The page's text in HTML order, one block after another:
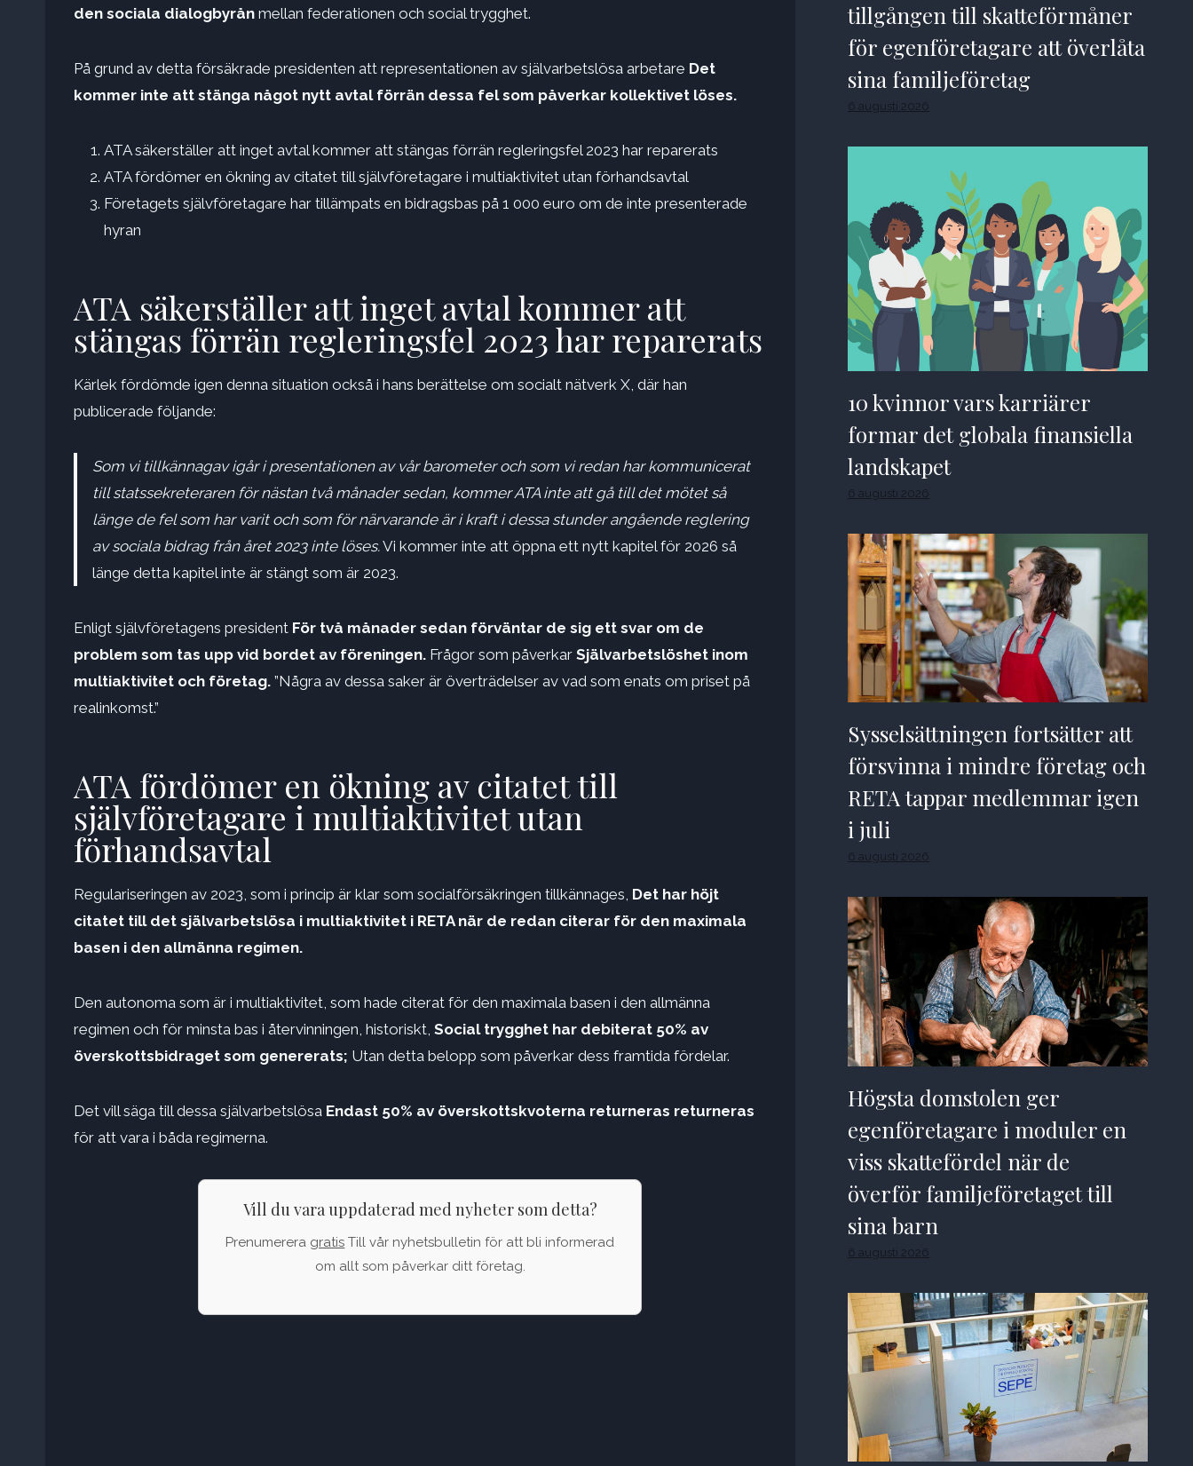
den sociala dialogbyrån mellan federationen och social trygghet.
På grund av detta försäkrade presidenten att representationen av självarbetslösa arbetare Det
kommer inte att stänga något nytt avtal förrän dessa fel som påverkar kollektivet löses.
ATA säkerställer att inget avtal kommer att stängas förrän regleringsfel 2023 har reparerats
ATA fördömer en ökning av citatet till självföretagare i multiaktivitet utan förhandsavtal
Företagets självföretagare har tillämpats en bidragsbas på 1 000 euro om de inte presenterade
hyran
ATA säkerställer att inget avtal kommer att
stängas förrän regleringsfel 2023 har reparerats
Kärlek fördömde igen denna situation också i hans berättelse om socialt nätverk X, där han
publicerade följande:
Som vi tillkännagav igår i presentationen av vår barometer och som vi redan har kommunicerat
till statssekreteraren för nästan två månader sedan, kommer ATA inte att gå till det mötet så
länge de fel som har varit och som för närvarande är i kraft i dessa stunder angående reglering
av sociala bidrag från året 2023 inte löses.Vi kommer inte att öppna ett nytt kapitel för 2026 så
länge detta kapitel inte är stängt som är 2023.
Enligt självföretagens president För två månader sedan förväntar de sig ett svar om de
problem som tas upp vid bordet av föreningen. Frågor som påverkar Självarbetslöshet inom
multiaktivitet och företag. ”Några av dessa saker är överträdelser av vad som enats om priset på
realinkomst.”
ATA fördömer en ökning av citatet till
självföretagare i multiaktivitet utan
förhandsavtal
Regulariseringen av 2023, som i princip är klar som socialförsäkringen tillkännages, Det har höjt
citatet till det självarbetslösa i multiaktivitet i RETA när de redan citerar för den maximala
basen i den allmänna regimen.
Den autonoma som är i multiaktivitet, som hade citerat för den maximala basen i den allmänna
regimen och för minsta bas i återvinningen, historiskt, Social trygghet har debiterat 50% av
överskottsbidraget som genererats; Utan detta belopp som påverkar dess framtida fördelar.
Det vill säga till dessa självarbetslösa Endast 50% av överskottskvoterna returneras returneras
för att vara i båda regimerna.
Vill du vara uppdaterad med nyheter som detta?
Prenumerera gratis Till vår nyhetsbulletin för att bli informerad
om allt som påverkar ditt företag.
tillgången till skatteförmåner
för egenföretagare att överlåta
sina familjeföretag
6 augusti 2026
10 kvinnor vars karriärer
formar det globala finansiella
landskapet
6 augusti 2026
Sysselsättningen fortsätter att
försvinna i mindre företag och
RETA tappar medlemmar igen
i juli
6 augusti 2026
Högsta domstolen ger
egenföretagare i moduler en
viss skattefördel när de
överför familjeföretaget till
sina barn
6 augusti 2026